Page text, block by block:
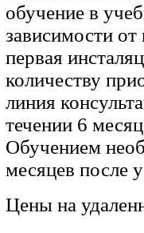
обучение в
зависимости
первая
количеству
линия
течении 6
Обучением
месяцев после
Цены на